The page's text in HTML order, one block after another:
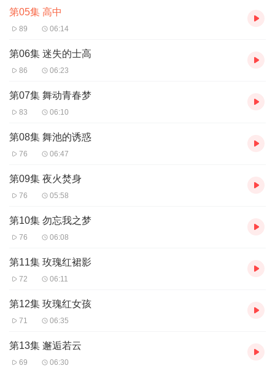
第05集 高中
89 06:14
第06集 迷失的士高
86 06:23
第07集 舞动青春梦
83 06:10
第08集 舞池的诱惑
76 06:47
第09集 夜火焚身
76 05:58
第10集 勿忘我之梦
76 06:08
第11集 玫瑰红裙影
72 06:11
第12集 玫瑰红女孩
71 06:35
第13集 邂逅若云
69 06:30